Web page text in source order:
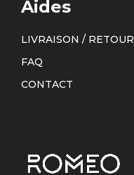
Aides
LIVRAISON / RETOUR
FAQ
CONTACT